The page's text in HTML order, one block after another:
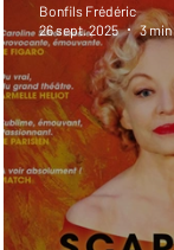
Performance
Événement
Offre spéciale
Bonfils Frédéric
26 sept. 2025
3